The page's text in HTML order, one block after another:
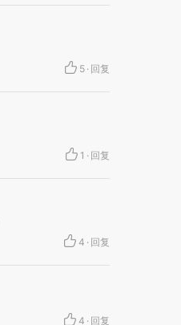
5 · 回复
1 · 回复
4 · 回复
4 · 回复